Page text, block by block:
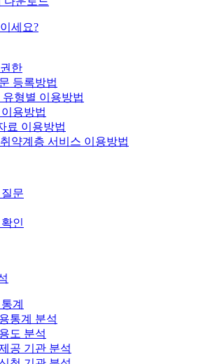
세요?
한
등록방법
유형별 이용방법
용방법
료 이용방법
약계층 서비스 이용방법
문
인
계
통계 분석
도 분석
공 기관 분석